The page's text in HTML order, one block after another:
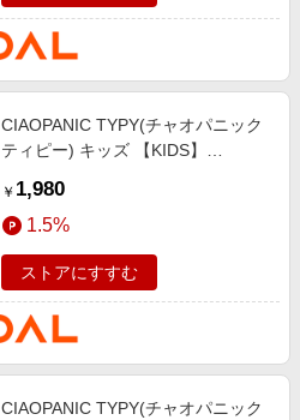
CIAOPANIC TYPY(チャオパニック
ティピー) キッズ 【KIDS】
バックロゴクールミントTEE ブル
ー
￥ 1,980
1.5%
ストアにすすむ
CIAOPANIC TYPY(チャオパニック